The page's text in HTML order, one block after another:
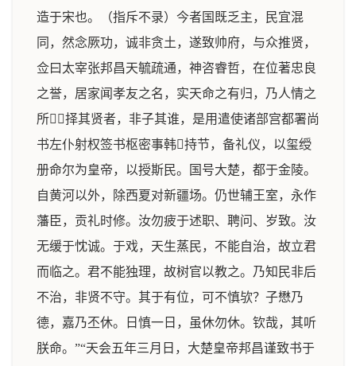
造于宋也。（指斥不录）今者国既乏主，民宜混
同，然念厥功，诚非贪土，遂致帅府，与众推贤，
佥曰太宰张邦昌天毓疏通，神咨睿哲，在位著忠良
之誉，居家闻孝友之名，实天命之有归，乃人情之
所，择其贤者，非子其谁，是用遣使诸部宫都署尚
书左仆射权签书枢密事韩持节，备礼仪，以玺绶
册命尔为皇帝，以授斯民。国号大楚，都于金陵。
自黄河以外，除西夏对新疆场。仍世辅王室，永作
藩臣，贡礼时修。汝勿疲于述职、聘问、岁致。汝
无缓于忱诚。于戏，天生蒸民，不能自治，故立君
而临之。君不能独理，故树官以教之。乃知民非后
不治，非贤不守。其于有位，可不慎欤？子懋乃
德，嘉乃丕休。日慎一日，虽休勿休。钦哉，其听
朕命。”“天会五年三月日，大楚皇帝邦昌谨致书于